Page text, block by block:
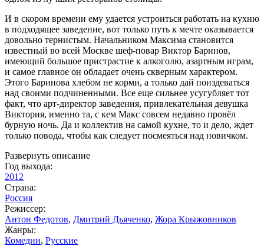
И в скором времени ему удается устроиться работать на кухню
в подходящее заведение, вот только путь к мечте оказывается
довольно тернистым. Начальником Максима становится
известный во всей Москве шеф-повар Виктор Баринов,
имеющий большое пристрастие к алкоголю, азартным играм,
и самое главное он обладает очень скверным характером.
Этого Баринова хлебом не корми, а только дай поиздеваться
над своими подчиненными. Все еще сильнее усугубляет тот
факт, что арт-директор заведения, привлекательная девушка
Виктория, именно та, с кем Макс совсем недавно провёл
бурную ночь. Да и коллектив на самой кухне, то и дело, ждет
только повода, чтобы как следует посмеяться над новичком.
Развернуть описание
Год выхода:
2012
Страна:
Россия
Режиссер:
Антон Федотов, Дмитрий Дьяченко, Жора Крыжовников
Жанры:
Комедии, Русские